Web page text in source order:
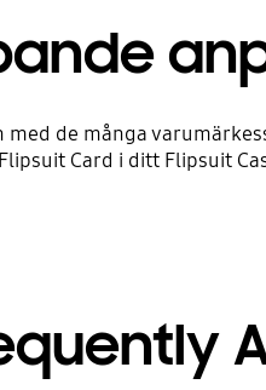
de många
Card i ditt Flipsuit